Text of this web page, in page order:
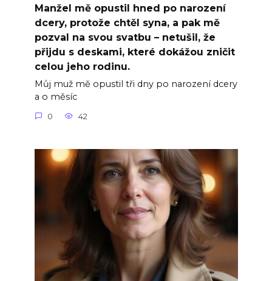
Manžel mě opustil hned po narození
dcery, protože chtěl syna, a pak mě
pozval na svou svatbu – netušil, že
přijdu s deskami, které dokážou zničit
celou jeho rodinu.
Můj muž mě opustil tři dny po narození dcery
a o měsíc
0 42